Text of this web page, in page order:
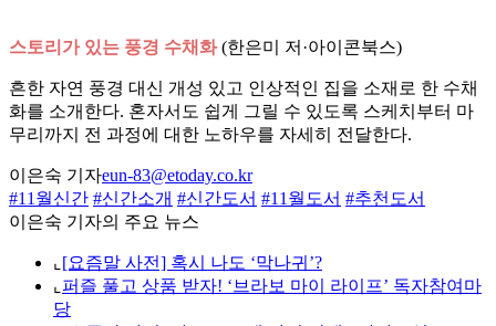
스토리가 있는 풍경 수채화(한은미 저·아이콘북스)
흔한 자연 풍경 대신 개성 있고 인상적인 집을 소재로 한 수채
화를 소개한다. 혼자서도 쉽게 그릴 수 있도록 스케치부터 마
무리까지 전 과정에 대한 노하우를 자세히 전달한다.
이은숙 기자eun-83@etoday.co.kr
#11월신간 #신간소개 #신간도서 #11월도서 #추천도서
이은숙 기자의 주요 뉴스
⌞ [요즘말 사전] 혹시 나도 ‘막나귀’?
⌞ 퍼즐 풀고 상품 받자! ‘브라보 마이 라이프’ 독자참여마
당